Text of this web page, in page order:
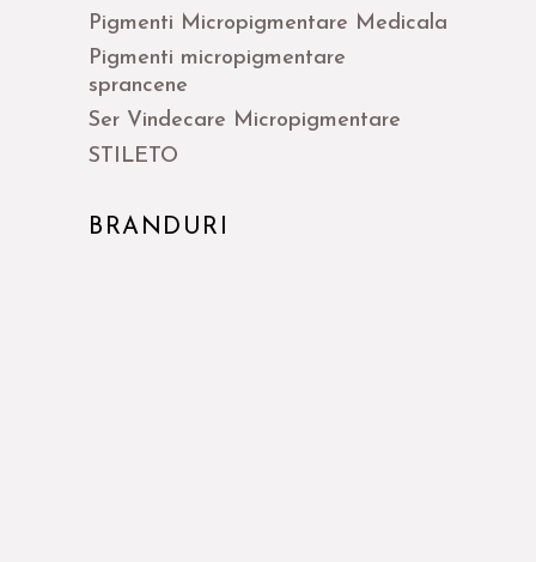
Pigmenti Micropigmentare Medicala
Pigmenti micropigmentare
sprancene
Ser Vindecare Micropigmentare
STILETO
BRANDURI